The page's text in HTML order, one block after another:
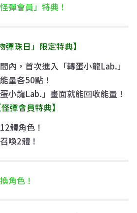
彈會員」特典！
彈珠日」限定特典】
內，首次進入「轉蛋小龍Lab.」
量各50點！
小龍Lab.」畫面就能回收能量！
怪彈會員特典】
體角色！
喚2體！
角色！